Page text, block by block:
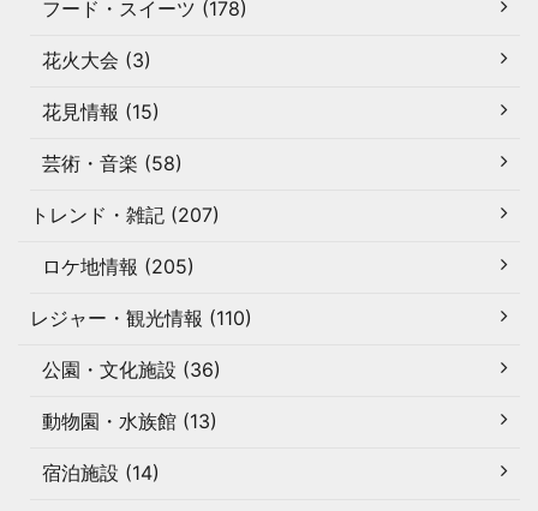
フード・スイーツ (178)
花火大会 (3)
花見情報 (15)
芸術・音楽 (58)
トレンド・雑記 (207)
ロケ地情報 (205)
レジャー・観光情報 (110)
公園・文化施設 (36)
動物園・水族館 (13)
宿泊施設 (14)